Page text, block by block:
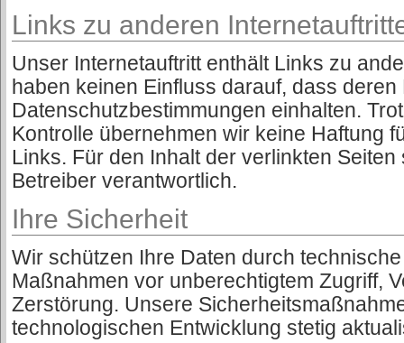
Links zu anderen
Unser Internetauftritt enthält Links zu
haben keinen Einfluss darauf, dass deren
Datenschutzbestimmungen einhalten.
Kontrolle übernehmen wir keine Haftung
Links. Für den Inhalt der verlinkten
Betreiber verantwortlich.
Ihre Sicherheit
Wir schützen Ihre Daten durch
Maßnahmen vor unberechtigtem Zugriff,
Zerstörung. Unsere
technologischen Entwicklung stetig